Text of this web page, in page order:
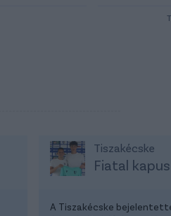
Tiszakécske
Fiatal
A Tiszakécske